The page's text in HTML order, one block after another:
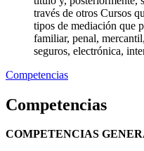
través de otros Cursos
tipos de mediación que
familiar, penal,
seguros, electrónica,
Competencias
Competencias
COMPETENCIAS